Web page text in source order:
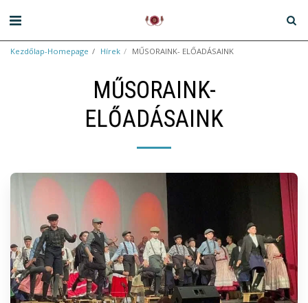
Kezdőlap-Homepage Hírek MŰSORAINK- ELŐADÁSAINK
MŰSORAINK-
ELŐADÁSAINK